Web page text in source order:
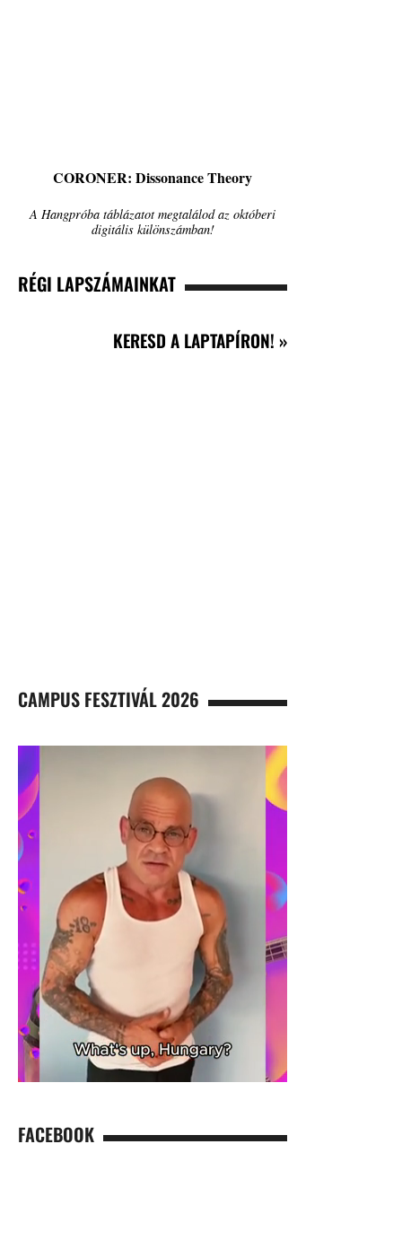
CORONER: Dissonance Theory
A Hangpróba táblázatot megtalálod az októberi
digitális különszámban!
RÉGI LAPSZÁMAINKAT
KERESD A LAPTAPÍRON! »
CAMPUS FESZTIVÁL 2026
FACEBOOK